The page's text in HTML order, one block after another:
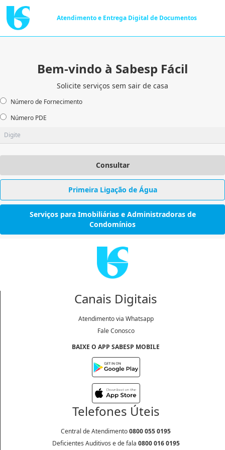
Atendimento e Entrega Digital de Documentos
Bem-vindo à Sabesp Fácil
Solicite serviços sem sair de casa
Número de Fornecimento
Número PDE
Consultar
Primeira Ligação de Água
Serviços para Imobiliárias e Administradoras de
Condomínios
Canais Digitais
Atendimento via Whatsapp
Fale Conosco
BAIXE O APP SABESP MOBILE
Telefones Úteis
Central de Atendimento0800 055 0195
Deficientes Auditivos e de fala 0800 016 0195